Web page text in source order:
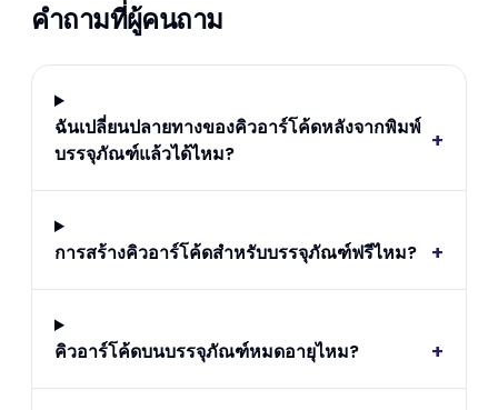
คำถามที่ผู้คนถาม
ฉันเปลี่ยนปลายทางของคิวอาร์โค้ดหลังจากพิมพ์
บรรจุภัณฑ์แล้วได้ไหม?
+
การสร้างคิวอาร์โค้ดสำหรับบรรจุภัณฑ์ฟรีไหม? +
คิวอาร์โค้ดบนบรรจุภัณฑ์หมดอายุไหม? +